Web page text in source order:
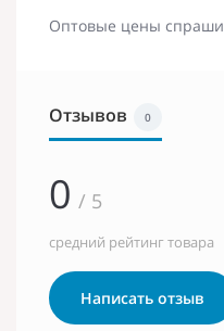
Оптовые цены
Отзывов 0
0 / 5
средний рейтинг товара
Написать отзыв